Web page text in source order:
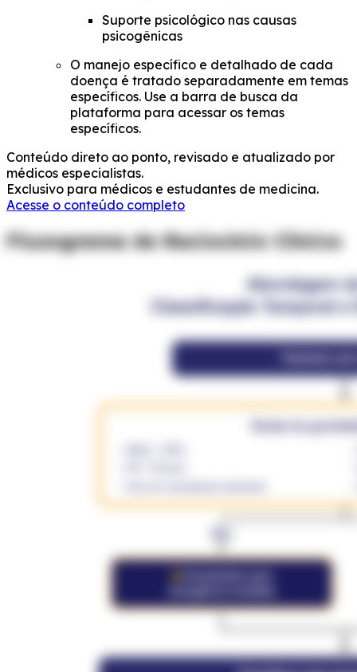
Suporte psicológico nas causas
psicogênicas
O manejo específico e detalhado de cada
doença é tratado separadamente em temas
específicos. Use a barra de busca da
plataforma para acessar os temas
específicos.
Conteúdo direto ao ponto, revisado e atualizado por
médicos especialistas.
Exclusivo para médicos e estudantes de medicina.
Acesse o conteúdo completo
Fluxograma de Raciocínio Clínico